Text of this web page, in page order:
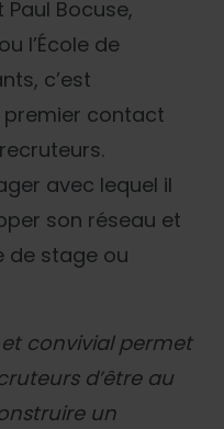
Bocuse,
l’École de
c’est
premier contact
avec lequel il
son réseau et
de stage ou
convivial permet
d’être au
un